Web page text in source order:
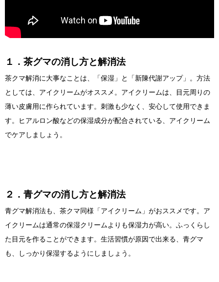
１．茶グマの消し方と解消法
茶クマ解消に大事なことは、「保湿」と「新陳代謝アップ」。方法
としては、アイクリームがオススメ。アイクリームは、目元周りの
薄い皮膚用に作られています。刺激も少なく、安心して使用できま
す。ヒアルロン酸などの保湿成分が配合されている、アイクリーム
でケアしましょう。
２．青グマの消し方と解消法
青グマ解消法も、茶クマ同様「アイクリーム」がおススメです。ア
イクリームは通常の保湿クリームよりも保湿力が高い。ふっくらし
た目元を作ることができます。生活習慣が原因で出来る、青グマ
も、しっかり保湿するようにしましょう。